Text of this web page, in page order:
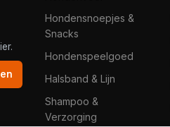
Hondensnoepjes &
Snacks
Hondenspeelgoed
Halsband & Lijn
Shampoo &
Verzorging